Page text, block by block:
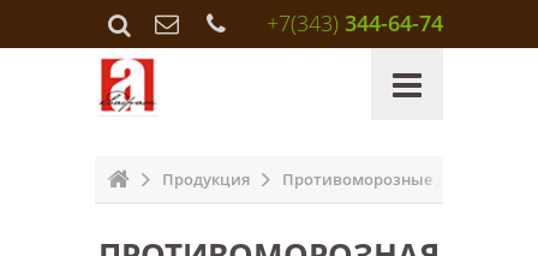
+7(343) 344-64-74
Продукция Противоморозные добавки